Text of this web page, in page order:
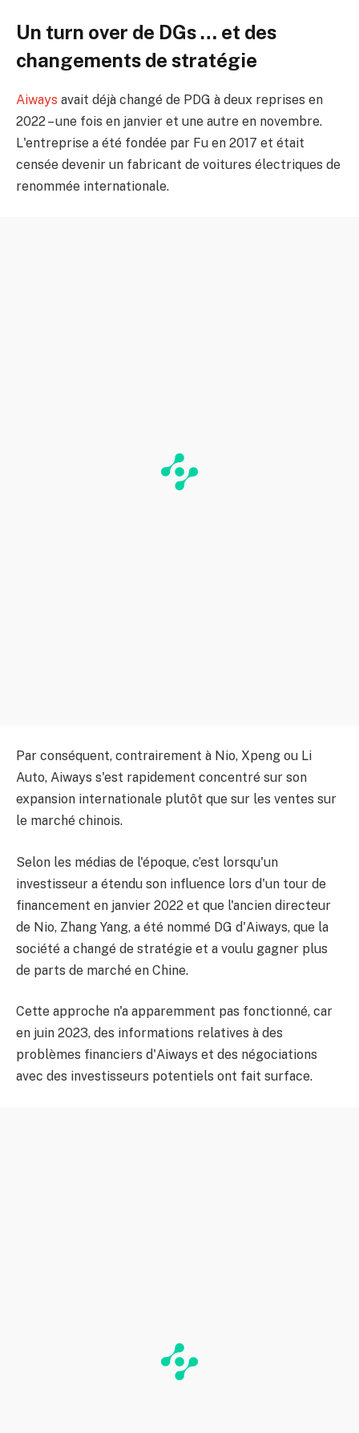
Un turn over de DGs … et des
changements de stratégie
Aiways avait déjà changé de PDG à deux reprises en
2022 – une fois en janvier et une autre en novembre.
L'entreprise a été fondée par Fu en 2017 et était
censée devenir un fabricant de voitures électriques de
renommée internationale.
Par conséquent, contrairement à Nio, Xpeng ou Li
Auto, Aiways s'est rapidement concentré sur son
expansion internationale plutôt que sur les ventes sur
le marché chinois.
Selon les médias de l'époque, c’est lorsqu'un
investisseur a étendu son influence lors d'un tour de
financement en janvier 2022 et que l'ancien directeur
de Nio, Zhang Yang, a été nommé DG d'Aiways, que la
société a changé de stratégie et a voulu gagner plus
de parts de marché en Chine.
Cette approche n'a apparemment pas fonctionné, car
en juin 2023, des informations relatives à des
problèmes financiers d'Aiways et des négociations
avec des investisseurs potentiels ont fait surface.